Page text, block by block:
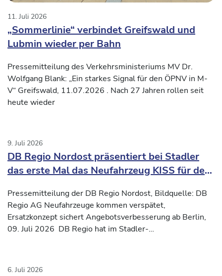
„Sommerlinie“ verbindet Greifswald und
Lubmin wieder per Bahn
11. Juli 2026
Pressemitteilung des Verkehrsministeriums MV Dr.
Wolfgang Blank: „Ein starkes Signal für den ÖPNV in M-
V“ Greifswald, 11.07.2026 . Nach 27 Jahren rollen seit
heute wieder
DB Regio Nordost präsentiert bei Stadler
das erste Mal das Neufahrzeug KISS für den
9. Juli 2026
Pressemitteilung der DB Regio Nordost, Bildquelle: DB
Regio AG Neufahrzeuge kommen verspätet,
Ersatzkonzept sichert Angebotsverbesserung ab Berlin,
09. Juli 2026 DB Regio hat im Stadler-
6. Juli 2026